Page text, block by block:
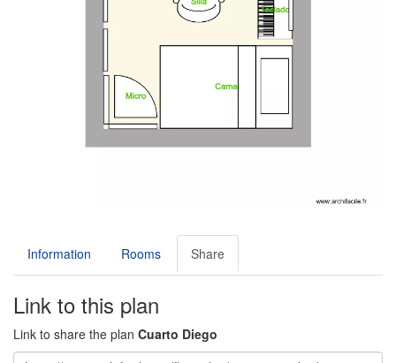
Information Rooms Share
Link to this plan
Link to share the plan Cuarto Diego